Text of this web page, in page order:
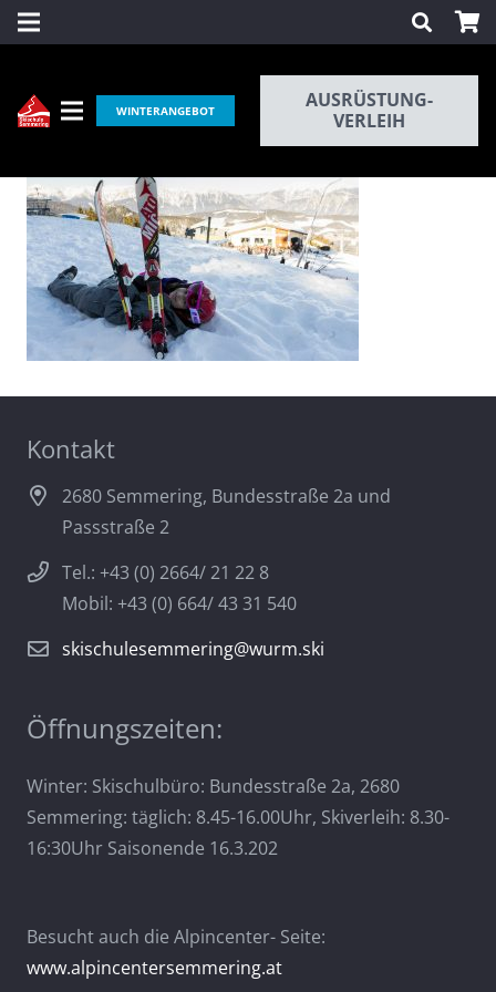
WINTERANGEBOT
AUSRÜSTUNG-
VERLEIH
Kontakt
2680 Semmering, Bundesstraße 2a und
Passstraße 2
Tel.: +43 (0) 2664/ 21 22 8
Mobil: +43 (0) 664/ 43 31 540
skischulesemmering@wurm.ski
Öffnungszeiten:
Winter: Skischulbüro: Bundesstraße 2a, 2680
Semmering: täglich: 8.45-16.00Uhr, Skiverleih: 8.30-
16:30Uhr Saisonende 16.3.202
Besucht auch die Alpincenter- Seite:
www.alpincentersemmering.at